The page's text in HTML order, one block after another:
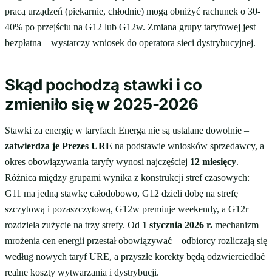
pracą urządzeń (piekarnie, chłodnie) mogą obniżyć rachunek o 30-
40% po przejściu na G12 lub G12w. Zmiana grupy taryfowej jest
bezpłatna – wystarczy wniosek do operatora sieci dystrybucyjnej.
Skąd pochodzą stawki i co
zmieniło się w 2025-2026
Stawki za energię w taryfach Energa nie są ustalane dowolnie –
zatwierdza je Prezes URE na podstawie wniosków sprzedawcy, a
okres obowiązywania taryfy wynosi najczęściej 12 miesięcy.
Różnica między grupami wynika z konstrukcji stref czasowych:
G11 ma jedną stawkę całodobowo, G12 dzieli dobę na strefę
szczytową i pozaszczytową, G12w premiuje weekendy, a G12r
rozdziela zużycie na trzy strefy. Od 1 stycznia 2026 r. mechanizm
mrożenia cen energii przestał obowiązywać – odbiorcy rozliczają się
według nowych taryf URE, a przyszłe korekty będą odzwierciedlać
realne koszty wytwarzania i dystrybucji.